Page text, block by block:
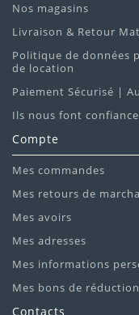
Nos magasins
Livraison & Retour
Politique de données
de location
Paiement Sécurisé |
Ils nous font
Compte
Mes commandes
Mes retours de
Mes avoirs
Mes adresses
Mes informations
Mes bons de réduction
Contacts